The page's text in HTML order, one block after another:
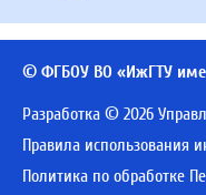
© ФГБОУ ВО «ИжГТУ
Разработка © 2026
Правила использования
Политика по обработке